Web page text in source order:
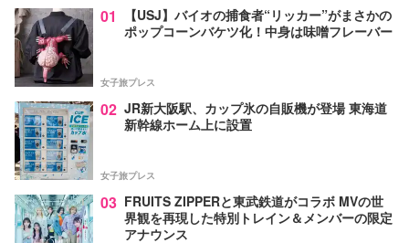
01
【USJ】バイオの捕食者“リッカー”がまさかの
ポップコーンバケツ化！中身は味噌フレーバー
女子旅プレス
02 JR新大阪駅、カップ氷の自販機が登場 東海道
新幹線ホーム上に設置
女子旅プレス
03 FRUITS ZIPPERと東武鉄道がコラボ MVの世
界観を再現した特別トレイン＆メンバーの限定
アナウンス